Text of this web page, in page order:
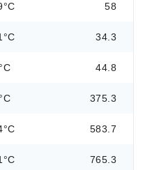
58
34.3
44.8
375.3
583.7
765.3